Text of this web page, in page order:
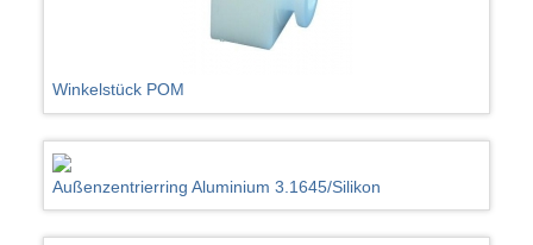
Winkelstück POM
Außenzentrierring Aluminium 3.1645/Silikon